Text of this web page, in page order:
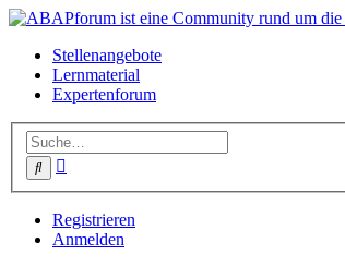
Stellenangebote
Lernmaterial
Expertenforum
Suche
Registrieren
Anmelden